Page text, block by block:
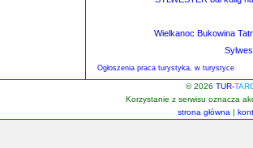
Wielkanoc Bukowina
Ogłoszenia praca turystyka, w turystyce
© 2026 TUR-
Korzystanie z serwisu oznacza
strona główna |